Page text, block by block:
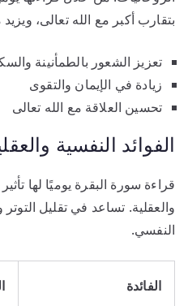
بتقارب أكبر مع الله تعالى،
تعزيز الشعور بالطمأنينة
زيادة في الإيمان والتقوى
تحسين العلاقة مع الله تعالى
الفوائد النفسية
قراءة سورة البقرة يوميًا لها
والعقلية. تساعد في تقليل
النفسي.
الفائدة